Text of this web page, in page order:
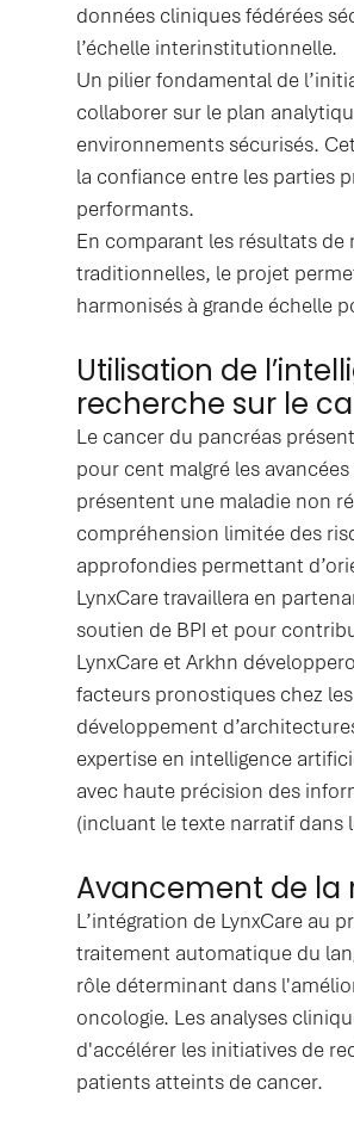
données cliniques fédérées
l’échelle interinstitutionnelle.
Un pilier fondamental de
collaborer sur le plan
environnements sécurisés.
la confiance entre les parties
performants.
En comparant les résultats
traditionnelles, le projet
harmonisés à grande échelle
Utilisation de
recherche sur le
Le cancer du pancréas
pour cent malgré les
présentent une maladie non
compréhension limitée des
approfondies permettant
LynxCare travaillera en
soutien de BPI et pour
LynxCare et Arkhn
facteurs pronostiques chez
développement
expertise en intelligence
avec haute précision des
(incluant le texte narratif dans
Avancement de la
L’intégration de LynxCare au
traitement automatique du
rôle déterminant dans
oncologie. Les analyses
d'accélérer les initiatives de
patients atteints de cancer.